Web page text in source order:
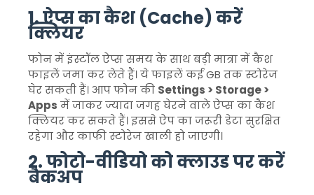
1. ऐप्स का कैश (Cache) करें
क्लियर
फोन में इंस्टॉल ऐप्स समय के साथ बड़ी मात्रा में कैश
फाइलें जमा कर लेते हैं। ये फाइलें कई GB तक स्टोरेज
घेर सकती हैं। आप फोन की Settings > Storage >
Apps में जाकर ज्यादा जगह घेरने वाले ऐप्स का कैश
क्लियर कर सकते हैं। इससे ऐप का जरूरी डेटा सुरक्षित
रहेगा और काफी स्टोरेज खाली हो जाएगी।
2. फोटो-वीडियो को क्लाउड पर करें
बैकअप